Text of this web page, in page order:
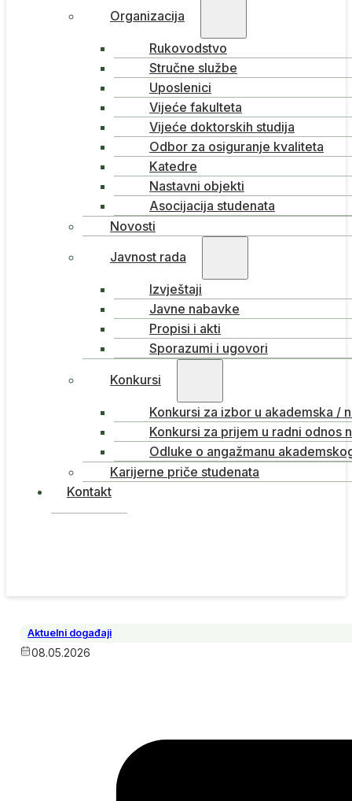
Organizacija
Rukovodstvo
Stručne službe
Uposlenici
Vijeće fakulteta
Vijeće doktorskih studija
Odbor za osiguranje kvaliteta
Katedre
Nastavni objekti
Asocijacija studenata
Novosti
Javnost rada
Izvještaji
Javne nabavke
Propisi i akti
Sporazumi i ugovori
Konkursi
Konkursi za izbor u akademska /
Konkursi za prijem u radni odnos
Odluke o angažmanu
Karijerne priče studenata
Kontakt
Aktuelni događaji
08.05.2026